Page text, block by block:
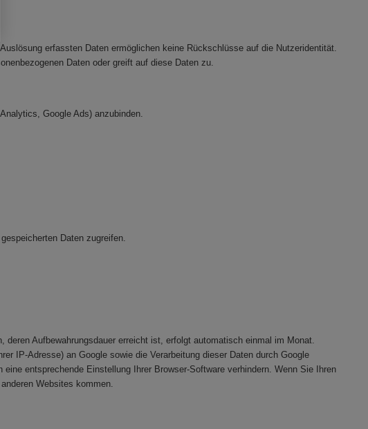
erfassten Daten ermöglichen keine Rückschlüsse auf die Nutzeridentität.
Daten oder greift auf diese Daten zu.
Google Ads) anzubinden.
Daten zugreifen.
Aufbewahrungsdauer erreicht ist, erfolgt automatisch einmal im Monat.
IP-Adresse) an Google sowie die Verarbeitung dieser Daten durch Google
entsprechende Einstellung Ihrer Browser-Software verhindern. Wenn Sie Ihren
Websites kommen.